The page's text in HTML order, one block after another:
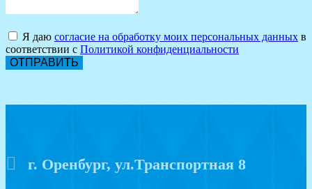
Я даю согласие на обработку моих персональных данных в
соответствии с Политикой конфиденциальности
ОТПРАВИТЬ
г. Оренбург, ул.Транспортная 8